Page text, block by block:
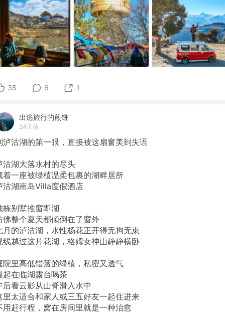
35 6 1
出逃旅行的煎饼
24天前
泸沽湖的第一眼，直接被这扇窗美到失语
沽湖大落水村的尽头
着一座被绿植温柔包裹的湖畔居所
沽湖南岛Villa度假酒店
栋别墅推窗即湖
佛整个夏天都倾倒在了窗外
月的泸沽湖，水性杨花正开得无拘无束
线越过这片花湖，格姆女神山静静横卧
院里高低错落的绿植，私密又透气
起在临湖露台喝茶
后看云影从山脊滑入水中
里太适合和家人或三五好友一起住进来
用赶行程，窝在房间里就是一种治愈